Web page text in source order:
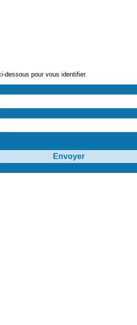
dessous pour vous identifier.